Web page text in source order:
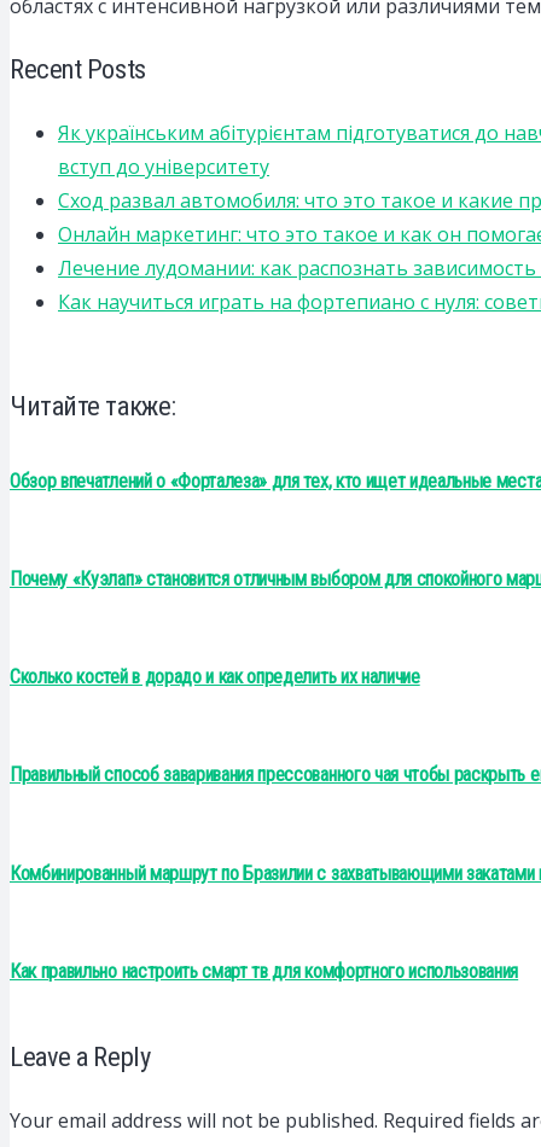
областях с интенсивной нагрузкой или различиями
Recent Posts
Як українським абітурієнтам підготуватися до
вступ до університету
Сход развал автомобиля: что это такое и какие
Онлайн маркетинг: что это такое и как он
Лечение лудомании: как распознать
Как научиться играть на фортепиано с нуля:
Читайте также:
Обзор впечатлений о «Форталеза» для тех, кто ищет идеальные
Почему «Куэлап» становится отличным выбором для спокойного
Сколько костей в дорадо и как определить их наличие
Правильный способ заваривания прессованного чая чтобы раскрыть
Комбинированный маршрут по Бразилии с захватывающими
Как правильно настроить смарт тв для комфортного использования
Leave a Reply
Your email address will not be published. Required fields